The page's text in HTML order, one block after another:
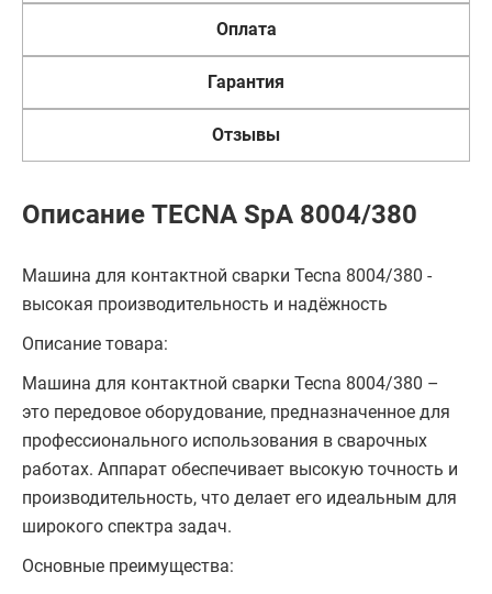
Оплата
Гарантия
Отзывы
Описание TECNA SpA 8004/380
Машина для контактной сварки Tecna 8004/380 -
высокая производительность и надёжность
Описание товара:
Машина для контактной сварки Tecna 8004/380 –
это передовое оборудование, предназначенное для
профессионального использования в сварочных
работах. Аппарат обеспечивает высокую точность и
производительность, что делает его идеальным для
широкого спектра задач.
Основные преимущества: